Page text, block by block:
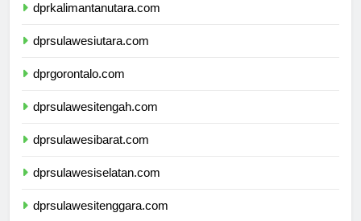
dprkalimantanutara.com
dprsulawesiutara.com
dprgorontalo.com
dprsulawesitengah.com
dprsulawesibarat.com
dprsulawesiselatan.com
dprsulawesitenggara.com